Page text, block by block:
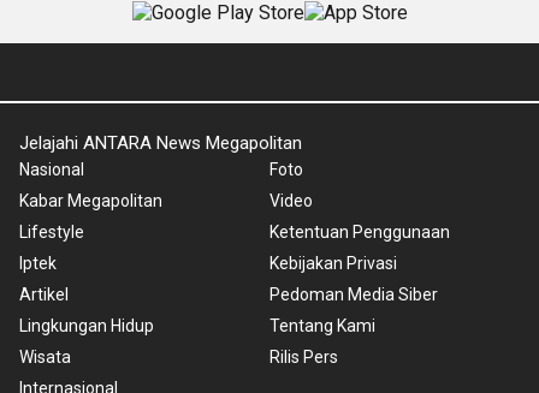
Jelajahi ANTARA News Megapolitan
Nasional
Kabar Megapolitan
Lifestyle
Iptek
Artikel
Lingkungan Hidup
Wisata
Internasional
Foto
Video
Ketentuan Penggunaan
Kebijakan Privasi
Pedoman Media Siber
Tentang Kami
Rilis Pers